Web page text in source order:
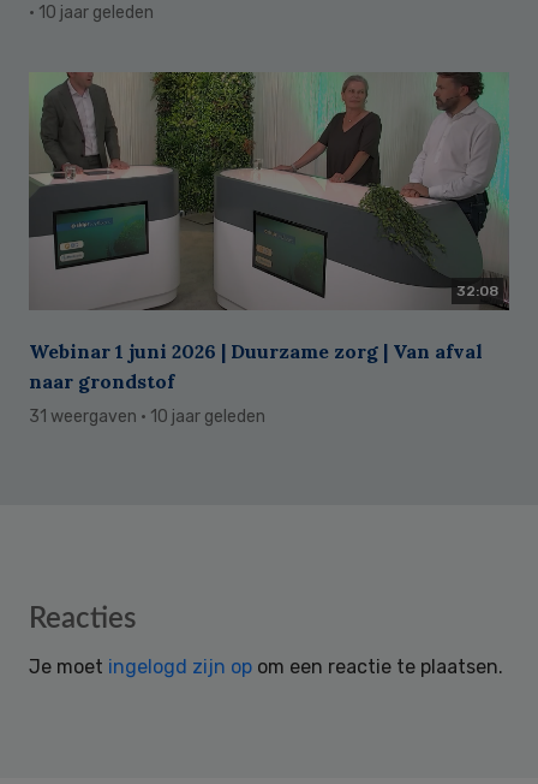
· 10 jaar geleden
32:08
Webinar 1 juni 2026 | Duurzame zorg | Van afval
naar grondstof
31 weergaven · 10 jaar geleden
Reader
Reacties
Je moet ingelogd zijn op om een reactie te plaatsen.